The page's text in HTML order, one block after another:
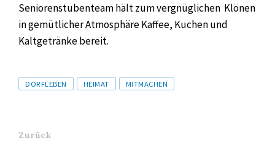
Seniorenstubenteam hält zum vergnüglichen Klönen
in gemütlicher Atmosphäre Kaffee, Kuchen und
Kaltgetränke bereit.
Tags
DORFLEBEN HEIMAT MITMACHEN
Zurück